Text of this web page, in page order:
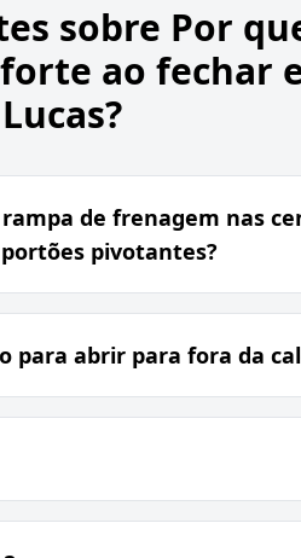
sobre Por
ao fechar
Lucas?
de frenagem nas
pivotantes?
para abrir para fora da